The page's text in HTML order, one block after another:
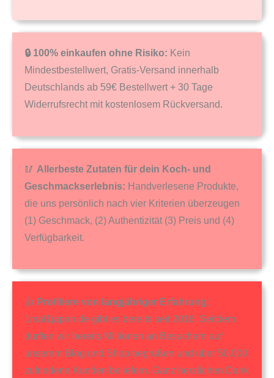
🔒 100% einkaufen ohne Risiko: Kein
Mindestbestellwert, Gratis-Versand innerhalb
Deutschlands ab 59€ Bestellwert + 30 Tage
Widerrufsrecht mit kostenlosem Rückversand.
🥢 Allerbeste Zutaten für dein Koch- und
Geschmackserlebnis: Handverlesene Produkte,
die uns persönlich nach vier Kriterien überzeugen
(1) Geschmack, (2) Authentizität (3) Preis und (4)
Verfügbarkeit.
👍 Profitiere von langjähriger Erfahrung:
1mal1japan.de gibt es bereits seit 2016. Seitdem
durften wir bereits Millionen an Besuchern auf
unserem Blog und Shop begrüßen und über 50.000
zufriedene Kunden beliefern. Ganz herzlichen Dank